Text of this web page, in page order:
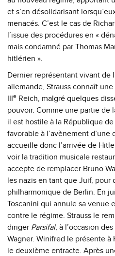
et s’en désolidarisant
menacés. C’est le cas de
l’issue des procédures en «
mais condamné par Thomas
hitlérien ».
Dernier représentant vivant de
allemande, Strauss connaît
IIIe Reich, malgré quelques
pouvoir. Comme une partie de
il est hostile à la République
favorable à l’avènement d’une
accueille donc l’arrivée de
voir la tradition musicale
accepte de remplacer Bruno
les nazis en tant que Juif, pour
philharmonique de Berlin. En
Toscanini qui annule sa venue
contre le régime. Strauss le
diriger Parsifal, à l’occasion
Wagner. Winifred le présente
le deuxième entracte. Après